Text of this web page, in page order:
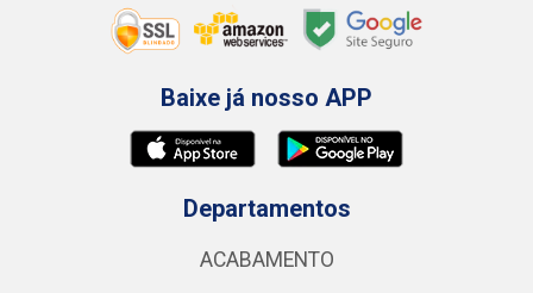
Baixe já nosso APP
Departamentos
ACABAMENTO